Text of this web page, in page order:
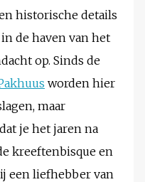
historische details
de haven van het
op. Sinds de
worden hier
maar
je het jaren na
kreeftenbisque en
een liefhebber van